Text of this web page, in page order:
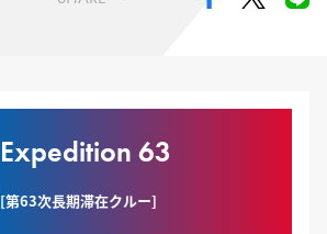
Expedition 63
[第63次長期滞在クルー]